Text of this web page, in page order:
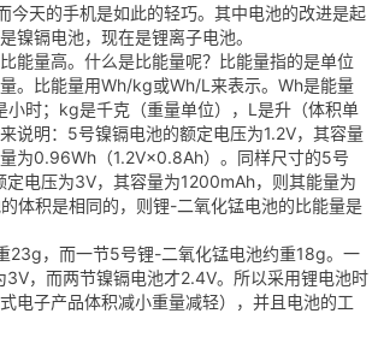
今天的手机是如此的轻巧。其中电池的改进是起
镍镉电池，现在是锂离子电池。
能量高。什么是比能量呢？比能量指的是单位
。比能量用Wh/kg或Wh/L来表示。Wh是能量
小时；kg是千克（重量单位），L是升（体积单
说明：5号镍镉电池的额定电压为1.2V，其容量
为0.96Wh（1.2V×0.8Ah）。同样尺寸的5号
定电压为3V，其容量为1200mAh，则其能量为
体积是相同的，则锂-二氧化锰电池的比能量是
23g，而一节5号锂-二氧化锰电池约重18g。一
3V，而两节镍镉电池才2.4V。所以采用锂电池时
电子产品体积减小重量减轻），并且电池的工